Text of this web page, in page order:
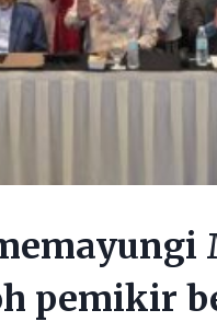
pemikir